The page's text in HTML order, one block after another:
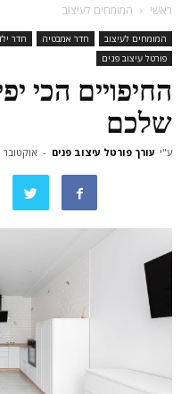
ראשי המומחים לעיצוב
המומחים לעיצוב חדר אמבטיה חדר
פורטל עיצוב פנים
החיפויים הכי
שלכם
ע"י עורך פורטל עיצוב פנים - אוקטובר 18, 2024